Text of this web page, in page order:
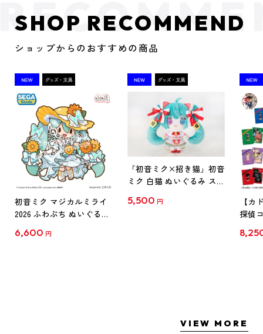
SHOP RECOMMEND
ショップからのおすすめの商品
初音ミク マジカルミライ
2026 ふわぷち ぬいぐるみ
6,600 円
「初音ミク×招き猫」初音
ミク 白猫 ぬいぐるみ スタ
5,500 円
【カ
探偵
クリ
VIEW MORE